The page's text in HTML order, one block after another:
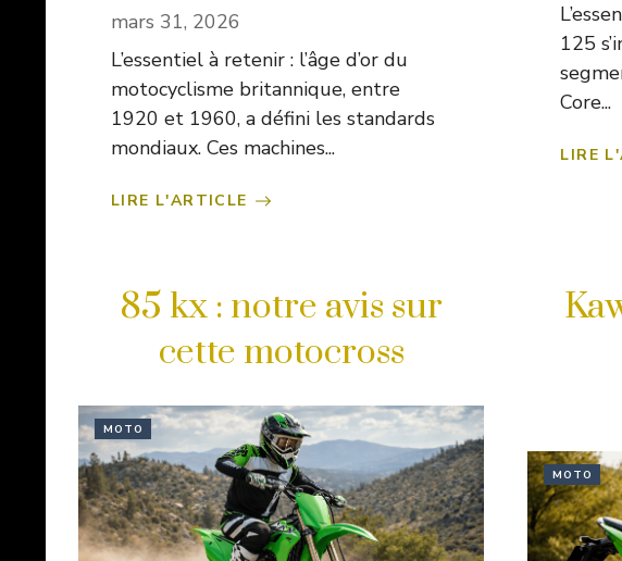
mars 31, 2026
L’essentiel à retenir : l’âge d’or du
motocyclisme britannique, entre
1920 et 1960, a défini les standards
mondiaux. Ces machines...
LIRE L'ARTICLE
125
Core...
LIRE
85 kx : notre avis sur
cette motocross
MOTO
MOTO